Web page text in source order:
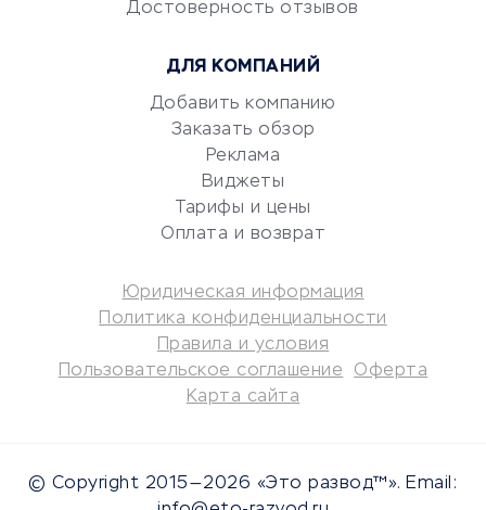
документооборот
Консалтинговые компании
Аудиторские компании
Бухгалтерия онлайн
КРЕДИТЫ И ЗАЙМЫ
Потребительские кредиты
Кредитные карты
Дебетовые карты
Подбор кредита
Достоверность отзывов
ДЛЯ КОМПАНИЙ
Добавить компанию
Заказать обзор
Реклама
Виджеты
Тарифы и цены
Оплата и возврат
Юридическая информация
Политика конфиденциальности
Правила и условия
Пользовательское соглашение
Оферта
Карта сайта
© Copyright 2015—2026 «Это развод™». Email: